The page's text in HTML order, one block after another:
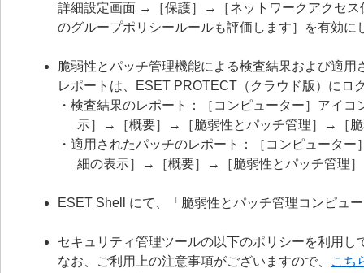
詳細設定画面 →［保護］→［ネットワークアクセ
のグループポリシールールも評価します］を有効に
脆弱性とパッチ管理機能による検査結果および適
レポートは、ESET PROTECT（クラウド版）にロ
・検査結果のレポート：［コンピューター］アイ
示］→［概要］→［脆弱性とパッチ管理］→［
・適用されたパッチのレポート：［コンピュータ
細の表示］→［概要］→［脆弱性とパッチ管理
ESET Shell にて、「脆弱性とパッチ管理コンピュ
セキュリティ管理ツールの以下のポリシーを利用
なお、ご利用上の注意事項がございますので、
こち